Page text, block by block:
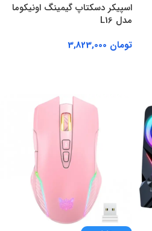
اسپیکر دسکتاپ گیمینگ اونیکوما
مدل L16
تومان